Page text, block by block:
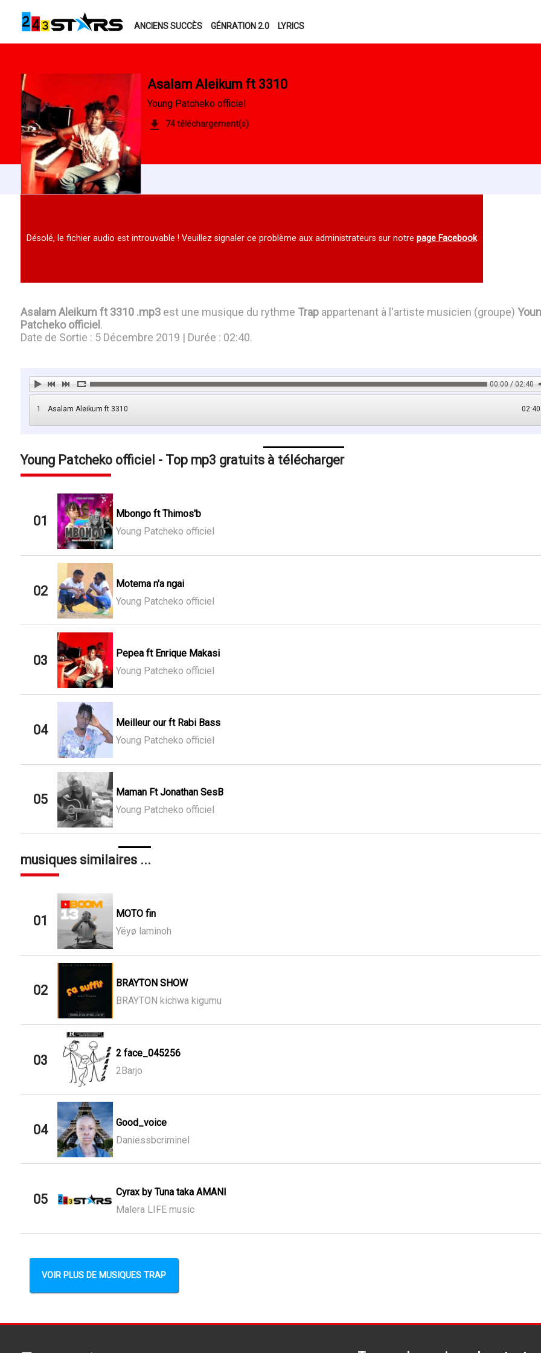
ANCIENS SUCCÈS GÉNRATION 2.0 LYRICS
Asalam Aleikum ft 3310
Young Patcheko officiel
74 téléchargement(s)
Désolé, le fichier audio est introuvable ! Veuillez signaler ce problème aux administrateurs sur notre page Facebook
Asalam Aleikum ft 3310 .mp3est une musique du rythme Trapappartenant à l'artiste musicien (groupe)
Patcheko officiel.
Date de Sortie : 5 Décembre 2019 | Durée : 02:40.
00:00 / 02:40
1 02:40
Asalam Aleikum ft 3310
Young Patcheko officiel - Top mp3 gratuits à télécharger
01
Mbongo ft Thimos'b
Young Patcheko officiel
02
Motema n'a ngai
Young Patcheko officiel
03
Pepea ft Enrique Makasi
Young Patcheko officiel
04
Meilleur our ft Rabi Bass
Young Patcheko officiel
05
Maman Ft Jonathan SesB
Young Patcheko officiel
musiques similaires ...
01
MOTO fin
Yëyø laminoh
02
BRAYTON SHOW
BRAYTON kichwa kigumu
03
2 face_045256
2Barjo
04
Good_voice
Daniessbcriminel
05
Cyrax by Tuna taka AMANI
Malera LIFE music
VOIR PLUS DE MUSIQUES TRAP